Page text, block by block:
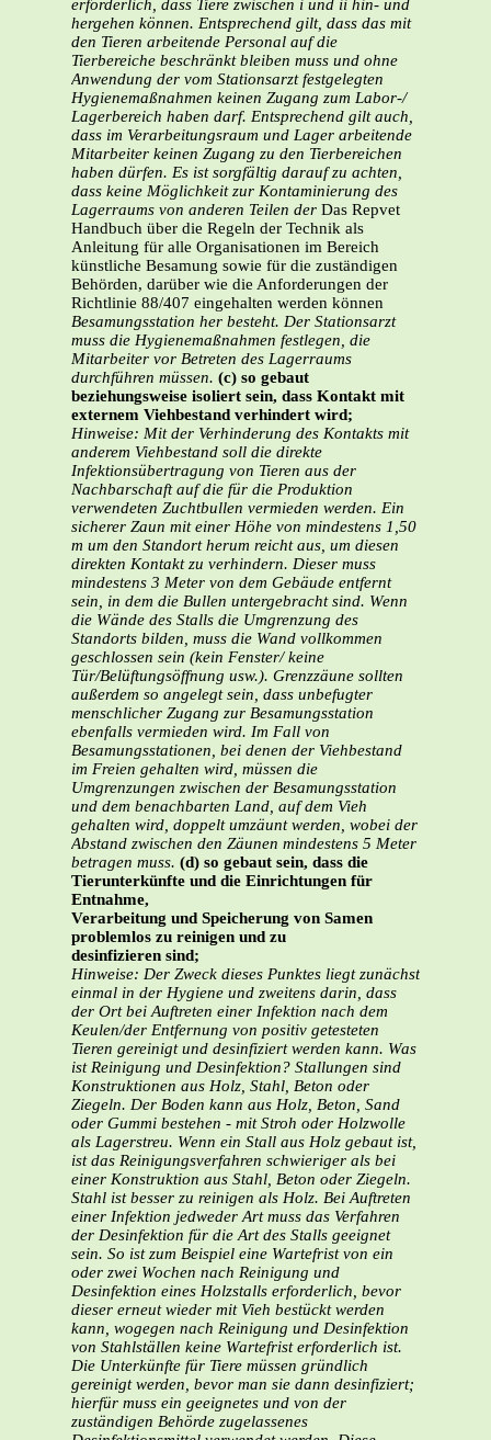
erforderlich, dass Tiere zwischen i und ii hin- und
hergehen können. Entsprechend gilt, dass das mit
den Tieren arbeitende Personal auf die
Tierbereiche beschränkt bleiben muss und ohne
Anwendung der vom Stationsarzt festgelegten
Hygienemaßnahmen keinen Zugang zum Labor-/
Lagerbereich haben darf. Entsprechend gilt auch,
dass im Verarbeitungsraum und Lager arbeitende
Mitarbeiter keinen Zugang zu den Tierbereichen
haben dürfen. Es ist sorgfältig darauf zu achten,
dass keine Möglichkeit zur Kontaminierung des
Lagerraums von anderen Teilen der Das Repvet
Handbuch über die Regeln der Technik als
Anleitung für alle Organisationen im Bereich
künstliche Besamung sowie für die zuständigen
Behörden, darüber wie die Anforderungen der
Richtlinie 88/407 eingehalten werden können
Besamungsstation her besteht. Der Stationsarzt
muss die Hygienemaßnahmen festlegen, die
Mitarbeiter vor Betreten des Lagerraums
durchführen müssen. (c) so gebaut
beziehungsweise isoliert sein, dass Kontakt mit
externem Viehbestand verhindert wird;
Hinweise: Mit der Verhinderung des Kontakts mit
anderem Viehbestand soll die direkte
Infektionsübertragung von Tieren aus der
Nachbarschaft auf die für die Produktion
verwendeten Zuchtbullen vermieden werden. Ein
sicherer Zaun mit einer Höhe von mindestens 1,50
m um den Standort herum reicht aus, um diesen
direkten Kontakt zu verhindern. Dieser muss
mindestens 3 Meter von dem Gebäude entfernt
sein, in dem die Bullen untergebracht sind. Wenn
die Wände des Stalls die Umgrenzung des
Standorts bilden, muss die Wand vollkommen
geschlossen sein (kein Fenster/ keine
Tür/Belüftungsöffnung usw.). Grenzzäune sollten
außerdem so angelegt sein, dass unbefugter
menschlicher Zugang zur Besamungsstation
ebenfalls vermieden wird. Im Fall von
Besamungsstationen, bei denen der Viehbestand
im Freien gehalten wird, müssen die
Umgrenzungen zwischen der Besamungsstation
und dem benachbarten Land, auf dem Vieh
gehalten wird, doppelt umzäunt werden, wobei der
Abstand zwischen den Zäunen mindestens 5 Meter
betragen muss. (d) so gebaut sein, dass die
Tierunterkünfte und die Einrichtungen für
Entnahme,
Verarbeitung und Speicherung von Samen
problemlos zu reinigen und zu
desinfizieren sind;
Hinweise: Der Zweck dieses Punktes liegt zunächst
einmal in der Hygiene und zweitens darin, dass
der Ort bei Auftreten einer Infektion nach dem
Keulen/der Entfernung von positiv getesteten
Tieren gereinigt und desinfiziert werden kann. Was
ist Reinigung und Desinfektion? Stallungen sind
Konstruktionen aus Holz, Stahl, Beton oder
Ziegeln. Der Boden kann aus Holz, Beton, Sand
oder Gummi bestehen - mit Stroh oder Holzwolle
als Lagerstreu. Wenn ein Stall aus Holz gebaut ist,
ist das Reinigungsverfahren schwieriger als bei
einer Konstruktion aus Stahl, Beton oder Ziegeln.
Stahl ist besser zu reinigen als Holz. Bei Auftreten
einer Infektion jedweder Art muss das Verfahren
der Desinfektion für die Art des Stalls geeignet
sein. So ist zum Beispiel eine Wartefrist von ein
oder zwei Wochen nach Reinigung und
Desinfektion eines Holzstalls erforderlich, bevor
dieser erneut wieder mit Vieh bestückt werden
kann, wogegen nach Reinigung und Desinfektion
von Stahlställen keine Wartefrist erforderlich ist.
Die Unterkünfte für Tiere müssen gründlich
gereinigt werden, bevor man sie dann desinfiziert;
hierfür muss ein geeignetes und von der
zuständigen Behörde zugelassenes